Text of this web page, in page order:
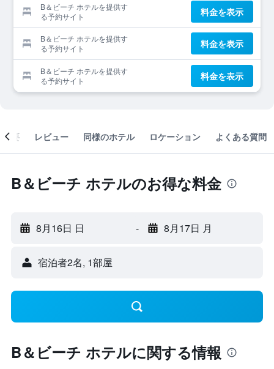
B＆ビーチ ホテルを提供す
る予約サイト
料金を表示
B＆ビーチ ホテルを提供す
る予約サイト
料金を表示
B＆ビーチ ホテルを提供す
る予約サイト
料金を表示
概要 レビュー 同様のホテル ロケーション よくある質問
B＆ビーチ ホテルのお得な料金
8月16日 日 - 8月17日 月
宿泊者2名, 1​部屋
B＆ビーチ ホテルに関する情報